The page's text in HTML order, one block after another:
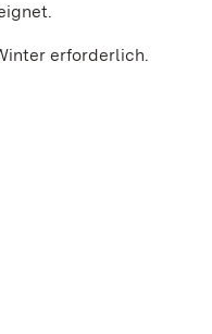
erforderlich.